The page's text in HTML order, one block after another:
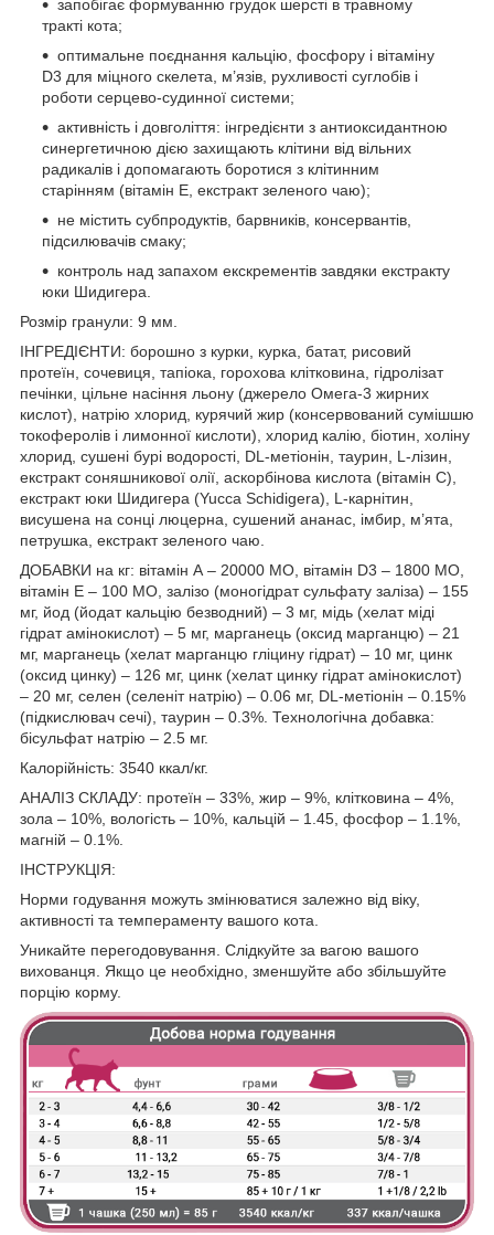
запобігає формуванню грудок шерсті в травному
тракті кота;
оптимальне поєднання кальцію, фосфору і вітаміну
D3 для міцного скелета, м’язів, рухливості суглобів і
роботи серцево-судинної системи;
активність і довголіття: інгредієнти з антиоксидантною
синергетичною дією захищають клітини від вільних
радикалів і допомагають боротися з клітинним
старінням (вітамін Е, екстракт зеленого чаю);
не містить субпродуктів, барвників, консервантів,
підсилювачів смаку;
контроль над запахом екскрементів завдяки екстракту
юки Шидигера.
Розмір гранули: 9 мм.
ІНГРЕДІЄНТИ: борошно з курки, курка, батат, рисовий
протеїн, сочевиця, тапіока, горохова клітковина, гідролізат
печінки, цільне насіння льону (джерело Омега-3 жирних
кислот), натрію хлорид, курячий жир (консервований сумішшю
токоферолів і лимонної кислоти), хлорид калію, біотин, холіну
хлорид, сушені бурі водорості, DL-метіонін, таурин, L-лізин,
екстракт соняшникової олії, аскорбінова кислота (вітамін С),
екстракт юки Шидигера (Yucca Schidigera), L-карнітин,
висушена на сонці люцерна, сушений ананас, імбир, м’ята,
петрушка, екстракт зеленого чаю.
ДОБАВКИ на кг: вітамін А – 20000 МО, вітамін D3 – 1800 МО,
вітамін Е – 100 МО, залізо (моногідрат сульфату заліза) – 155
мг, йод (йодат кальцію безводний) – 3 мг, мідь (хелат міді
гідрат амінокислот) – 5 мг, марганець (оксид марганцю) – 21
мг, марганець (хелат марганцю гліцину гідрат) – 10 мг, цинк
(оксид цинку) – 126 мг, цинк (хелат цинку гідрат амінокислот)
– 20 мг, селен (селеніт натрію) – 0.06 мг, DL-метіонін – 0.15%
(підкислювач сечі), таурин – 0.3%. Технологічна добавка:
бісульфат натрію – 2.5 мг.
Калорійність: 3540 ккал/кг.
АНАЛІЗ СКЛАДУ: протеїн – 33%, жир – 9%, клітковина – 4%,
зола – 10%, вологість – 10%, кальцій – 1.45, фосфор – 1.1%,
магній – 0.1%.
ІНСТРУКЦІЯ:
Норми годування можуть змінюватися залежно від віку,
активності та темпераменту вашого кота.
Уникайте перегодовування. Слідкуйте за вагою вашого
вихованця. Якщо це необхідно, зменшуйте або збільшуйте
порцію корму.